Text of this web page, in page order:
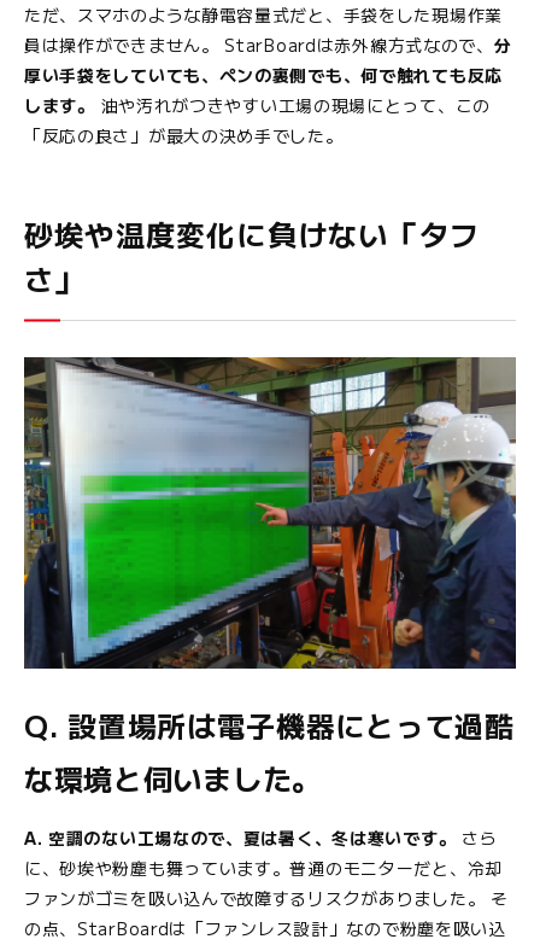
ただ、スマホのような静電容量式だと、手袋をした現場作業
員は操作ができません。 StarBoardは赤外線方式なので、 分
厚い手袋をしていても、ペンの裏側でも、何で触れても反応
します。
油や汚れがつきやすい工場の現場にとって、この
「反応の良さ」が最大の決め手でした。
砂埃や温度変化に負けない「タフ
さ」
Q. 設置場所は電子機器にとって過酷
な環境と伺いました。
A. 空調のない工場なので、夏は暑く、冬は寒いです。
さら
に、砂埃や粉塵も舞っています。普通のモニターだと、冷却
ファンがゴミを吸い込んで故障するリスクがありました。 そ
の点、StarBoardは「ファンレス設計」なので粉塵を吸い込